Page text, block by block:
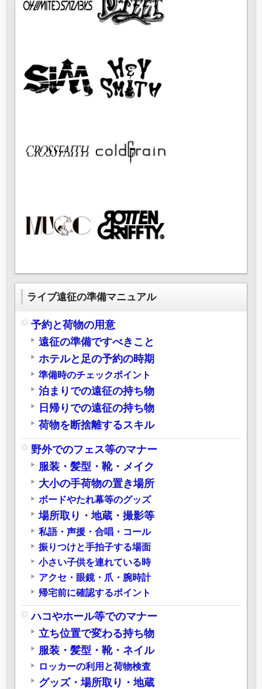
ライブ遠征の準備マニュアル
予約と荷物の用意
遠征の準備ですべきこと
ホテルと足の予約の時期
準備時のチェックポイント
泊まりでの遠征の持ち物
日帰りでの遠征の持ち物
荷物を断捨離するスキル
野外でのフェス等のマナー
服装・髪型・靴・メイク
大小の手荷物の置き場所
ボードやたれ幕等のグッズ
場所取り・地蔵・撮影等
私語・声援・合唱・コール
振りつけと手拍子する場面
小さい子供を連れている時
アクセ・眼鏡・爪・腕時計
帰宅前に確認するポイント
ハコやホール等でのマナー
立ち位置で変わる持ち物
服装・髪型・靴・ネイル
ロッカーの利用と荷物検査
グッズ・場所取り・地蔵